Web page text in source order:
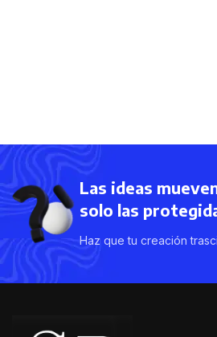
Las ideas
solo las
Haz que tu creación